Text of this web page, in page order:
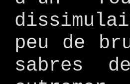
peu de
sabres